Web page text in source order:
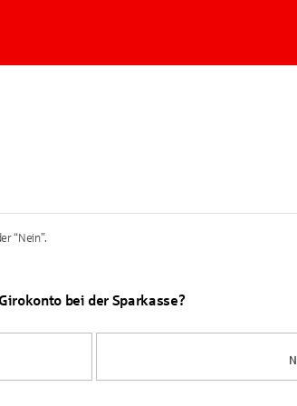
“Nein”.
bei der Sparkasse?